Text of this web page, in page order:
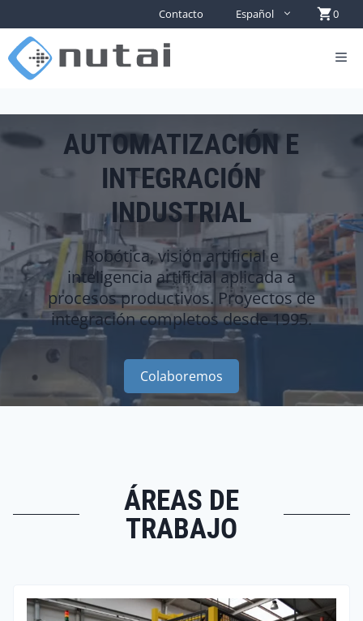
Contacto Español 0
AUTOMATIZACIÓN E
INTEGRACIÓN
INDUSTRIAL
Robótica, visión artificial e
inteligencia artificial aplicada a
procesos productivos. Proyectos de
integración completos desde 1995.
Colaboremos
ÁREAS DE
TRABAJO